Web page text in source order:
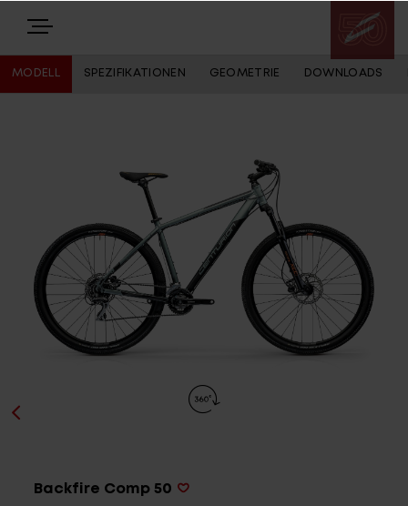
EQUIPMENT
Highlights
MODELL SPEZIFIKATIONEN GEOMETRIE DOWNLOADS
Backfire Comp 50